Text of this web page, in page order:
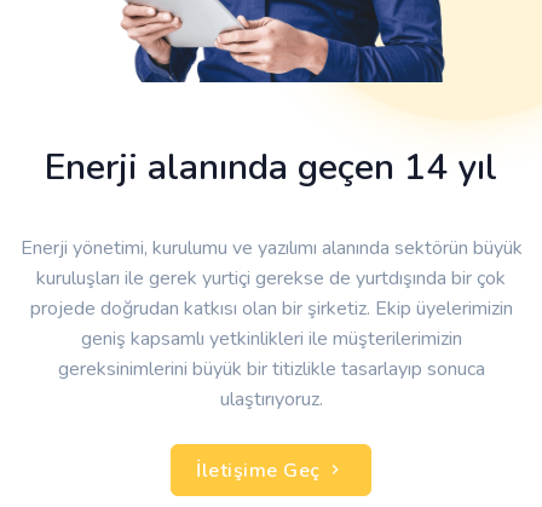
Enerji alanında geçen 14 yıl
Enerji yönetimi, kurulumu ve yazılımı alanında sektörün büyük
kuruluşları ile gerek yurtiçi gerekse de yurtdışında bir çok
projede doğrudan katkısı olan bir şirketiz. Ekip üyelerimizin
geniş kapsamlı yetkinlikleri ile müşterilerimizin
gereksinimlerini büyük bir titizlikle tasarlayıp sonuca
ulaştırıyoruz.
İletişime Geç